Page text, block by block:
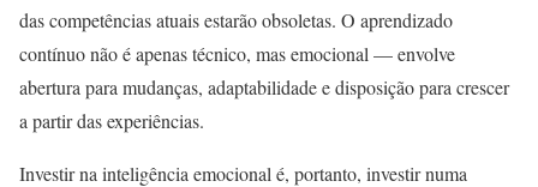
das competências atuais estarão obsoletas. O aprendizado
contínuo não é apenas técnico, mas emocional — envolve
abertura para mudanças, adaptabilidade e disposição para crescer
a partir das experiências.
Investir na inteligência emocional é, portanto, investir numa